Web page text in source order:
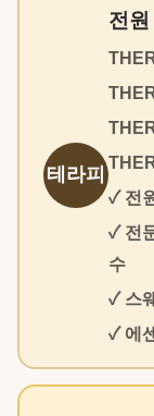
테라피
전
✓ 전
✓ 전
수
✓ 스
✓ 에